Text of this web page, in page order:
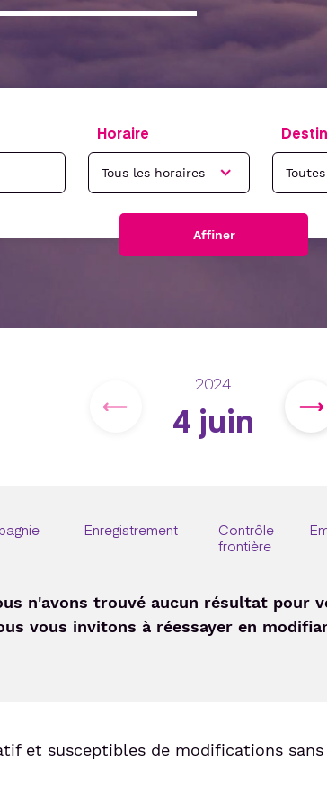
Horaire
Affiner
2024
4 juin
Enregistrement
Contrôle
frontière
n'avons trouvé aucun résultat pour
vous invitons à réessayer en
et susceptibles de modifications